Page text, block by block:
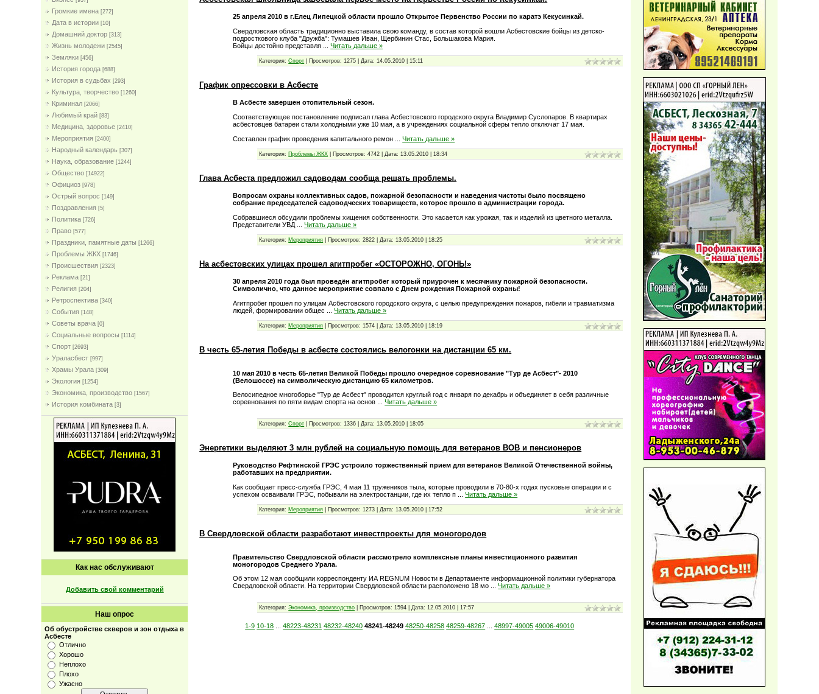
Громкие имена [272]
Дата в истории [10]
Домашний доктор [313]
Жизнь молодежи [2545]
Земляки [456]
История города [688]
История в судьбах [293]
Культура, творчество [1260]
Криминал [2066]
Любимый край [83]
Медицина, здоровье [2410]
Мероприятия [2400]
Народный календарь [307]
Наука, образование [1244]
Общество [14922]
Официоз [978]
Острый вопрос [149]
Поздравления [5]
Политика [726]
Право [577]
Праздники, памятные даты [1266]
Проблемы ЖКХ [1746]
Проиcшествия [2323]
Реклама [21]
Религия [204]
Ретроспектива [340]
События [148]
Советы врача [0]
Социальные вопросы [1114]
Спорт [2693]
Ураласбест [997]
Храмы Урала [309]
Экология [1254]
Экономика, производство [1567]
История комбината [3]
Как нас обслуживают
Добавить свой комментарий
Наш опрос
Об обустройстве скверов и зон отдыха в
Асбесте
Отлично
Хорошо
Неплохо
Плохо
Ужасно
25 апреля 2010 в г.Елец Липецкой области прошло Открытое Первенство России по каратэ Кекусинкай.
Свердловская область традиционно выставила свою команду, в состав которой вошли Асбестовские бойцы из детско-
подросткового клуба "Дружба": Тумашев Иван, Щербинин Стас, Большакова Мария.
Бойцы достойно представля
...Читать дальше »
Категория: Спорт Просмотров: 1275 Дата: 14.05.2010 |15:11
График опрессовки в Асбесте
В Асбесте завершен отопительный сезон.
Соответствующее постановление подписал глава Асбестовского городского округа Владимир Суслопаров. В квартирах
асбестовцев батареи стали холодными уже 10 мая, а в учреждениях социальной сферы тепло отключат 17 мая.
Составлен график проведения капитального ремон
...Читать дальше »
Категория: Проблемы ЖКХ Просмотров: 4742 Дата: 13.05.2010 |18:34
Глава Асбеста предложил садоводам сообща решать проблемы.
Вопросам охраны коллективных садов, пожарной безопасности и наведения чистоты было посвящено
собрание председателей садоводческих товариществ, которое прошло в администрации города.
Собравшиеся обсудили проблемы хищения собственности. Это касается как урожая, так и изделий из цветного металла.
Представители УВД
...Читать дальше »
Категория: Мероприятия Просмотров: 2822 Дата: 13.05.2010 |18:25
На асбестовских улицах прошел агитпробег «ОСТОРОЖНО, ОГОНЬ!»
30 апреля 2010 года был проведён агитпробег который приурочен к месячнику пожарной безопасности.
Символично, что данное мероприятие совпало с Днем рождения Пожарной охраны!
Агитпробег прошел по улицам Асбестовского городского округа, с целью предупреждения пожаров, гибели и травматизма
людей, формировании общес
...Читать дальше »
Категория: Мероприятия Просмотров: 1574 Дата: 13.05.2010 |18:19
В честь 65-летия Победы в асбесте состоялись велогонки на дистанции 65 км.
10 мая 2010 в честь 65-летия Великой Победы прошло очередное соревнование "Тур де Асбест"- 2010
(Велошоссе) на символическую дистанцию 65 километров.
Велосипедное многоборье "Тур де Асбест" проводится круглый год с января по декабрь и объединяет в себя различные
соревнования по пяти видам спорта на основ
...Читать дальше »
Категория: Спорт Просмотров: 1336 Дата: 13.05.2010 |18:05
Энергетики выделяют 3 млн рублей на социальную помощь для ветеранов ВОВ и пенсионеров
Руководство Рефтинской ГРЭС устроило торжественный прием для ветеранов Великой Отечественной войны,
работавших на предприятии.
Как сообщает пресс-служба ГРЭС, 4 мая 11 тружеников тыла, которые проводили в 70-80-х годах пусковые операции и с
успехом осваивали ГРЭС, побывали на электростанции, где их тепло п
...Читать дальше »
Категория: Мероприятия Просмотров: 1273 Дата: 13.05.2010 |17:52
В Свердловской области разработают инвестпроекты для моногородов
Правительство Свердловской области рассмотрело комплексные планы инвестиционного развития
моногородов Среднего Урала.
Об этом 12 мая сообщили корреспонденту ИА REGNUM Новости в Департаменте информационной политики губернатора
Свердловской области. На территории Свердловской области расположено 18 мо
...Читать дальше »
Категория: Экономика, производство Просмотров: 1594 Дата: 12.05.2010 |17:57
1-9 10-18 48223-48231 48232-48240 48241-48249 48250-48258 48259-48267 48997-49005 49006-49010